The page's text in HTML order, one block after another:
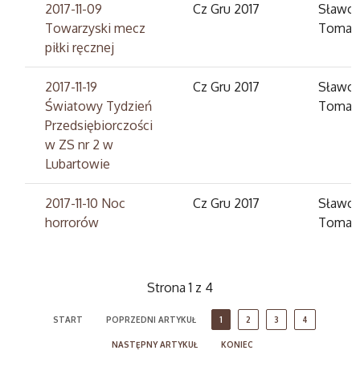
2017-11-09
Towarzyski mecz
piłki ręcznej
Cz Gru 2017
2017-11-19
Światowy Tydzień
Przedsiębiorczości
w ZS nr 2 w
Lubartowie
Cz Gru 2017
2017-11-10 Noc
horrorów
Cz Gru 2017
Strona 1 z 4
START POPRZEDNI ARTYKUŁ 1 2 3 4
NASTĘPNY ARTYKUŁ KONIEC